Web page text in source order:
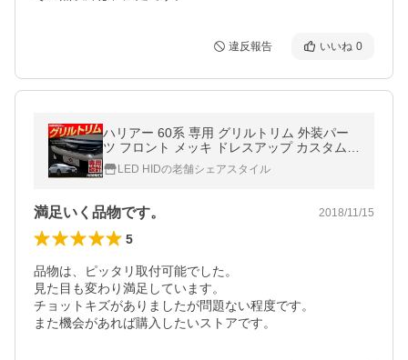
違反報告 いいね 0
ハリアー 60系 専用 グリルトリム 外装パー
ツ フロント メッキ ドレスアップ カスタムパ
ーツ メッキ シェアスタイル
LED HIDの老舗シェアスタイル
満足いく品物です。 2018/11/15
5
品物は、ピッタリ取付可能でした。
見た目も変わり満足しています。
チョットキズがありましたが問題ない程度です。
また機会があれば購入したいストアです。